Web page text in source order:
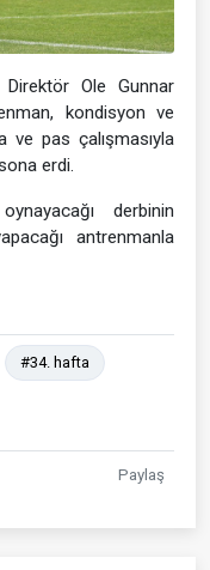
Ole Gunnar
kondisyon ve
ve pas çalışmasıyla
erdi.
derbinin
antrenmanla
#34. hafta
Paylaş